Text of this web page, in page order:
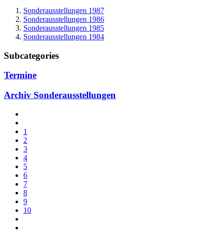
Sonderausstellungen 1987
Sonderausstellungen 1986
Sonderausstellungen 1985
Sonderausstellungen 1984
Subcategories
Termine
Archiv Sonderausstellungen
1
2
3
4
5
6
7
8
9
10